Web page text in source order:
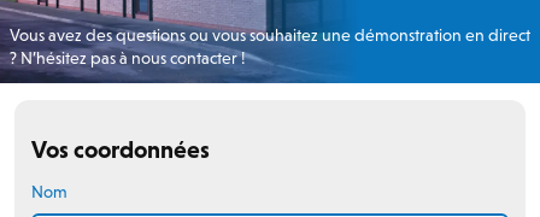
Vous avez des questions ou vous souhaitez une démonstration en direct
? N’hésitez pas à nous contacter !
Vos coordonnées
Nom